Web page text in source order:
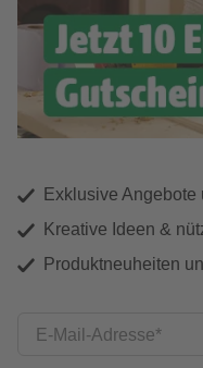
Exklusive
Kreative Ideen &
Produktneuheiten
E-Mail-Adresse